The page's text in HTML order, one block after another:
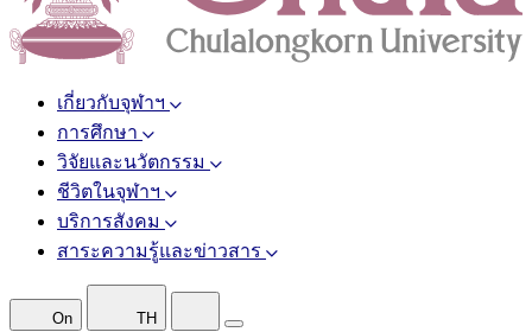
เกี่ยวกับจุฬาฯ
การศึกษา
วิจัยและนวัตกรรม
ชีวิตในจุฬาฯ
บริการสังคม
สาระความรู้และข่าวสาร
On TH